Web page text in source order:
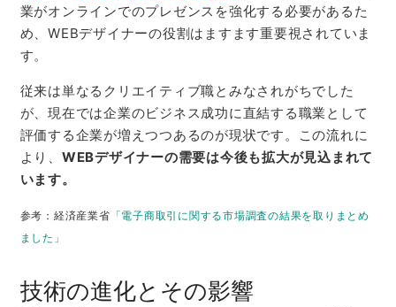
業がオンラインでのプレゼンスを強化する必要があるた
め、 WEBデザイナーの役割はますます重要視されていま
す。
従来は単なるクリエイティブ職とみなされがちでした
が、現在では企業のビジネス成功に直結する職業として
評価する企業が増えつつあるのが現状です。この流れに
より、 WEBデザイナーの需要は今後も拡大が見込まれて
います。
参考：経済産業省 「電子商取引に関する市場調査の結果を取りまとめ
ました」
技術の進化とその影響